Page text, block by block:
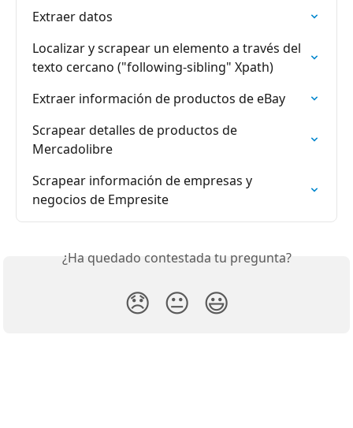
Extraer datos
Localizar y scrapear un elemento a través del
texto cercano ("following-sibling" Xpath)
Extraer información de productos de eBay
Scrapear detalles de productos de
Mercadolibre
Scrapear información de empresas y
negocios de Empresite
¿Ha quedado contestada tu pregunta?
😞 😐 😃